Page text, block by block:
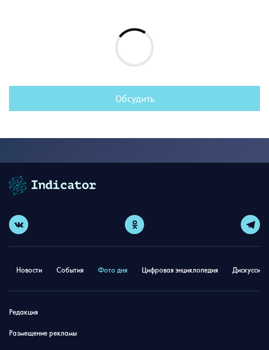
Обсудить
Новости События Фото дня Цифровая энциклопедия
Редакция
Размещение рекламы